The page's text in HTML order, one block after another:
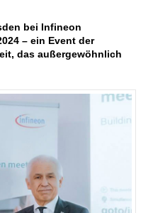
bei Infineon
– ein Event der
das außergewöhnlich